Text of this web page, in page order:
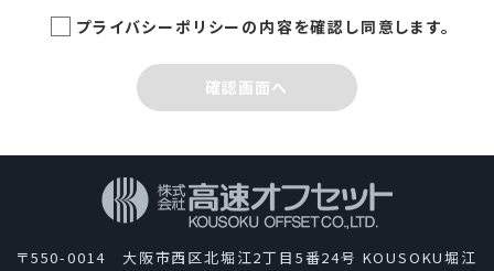
締役社長 島田 智
制定日：2005年3月1日
最終改定日：2022年6月10日
テンツを制作して、情報文化の一翼を担っているという
自覚のもとに、業務として取扱う個人情報を適切に管
理し、保護するため、次の通り「個人情報保護方針」を
プライバシーポリシーの内容を確認し同意します。
確認画面へ
〒550-0014 大阪市西区北堀江2丁目5番24号 KOUSOKU堀江